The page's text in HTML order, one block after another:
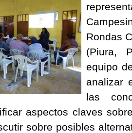
Rondas
(Piura,
equipo
analizar
las
aspectos claves
sobre posibles